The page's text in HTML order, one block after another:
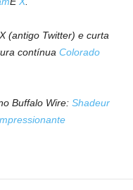
X (antigo Twitter) e curta
contínua Colorado
Buffalo Wire: Shadeur